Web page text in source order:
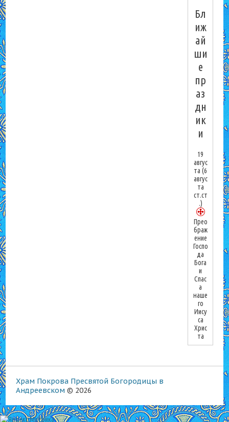
Бл
иж
ай
ши
е
пр
аз
дн
ик
и
19
авгус
та(6
авгус
та
ст.ст
.)
Прео
браж
ение
Госпо
да
Бога
и
Спас
а
наше
го
Иису
са
Хрис
та
Храм Покрова Пресвятой Богородицы в
Андреевском © 2026